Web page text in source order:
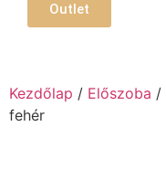
Outlet
Kezdőlap / Előszoba /
fehér